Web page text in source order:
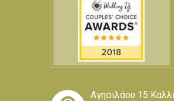
Αγησιλάου 15